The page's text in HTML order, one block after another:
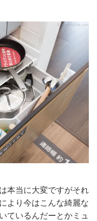
本当に大変ですがそれ
より今はこんな綺麗な
ているんだーとかミュ